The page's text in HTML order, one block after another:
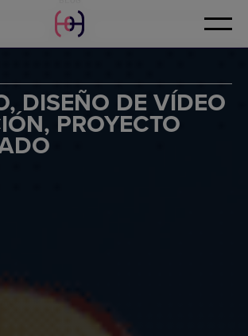
CONTACTO
DISEÑO DE VÍDEO
PROYECTO